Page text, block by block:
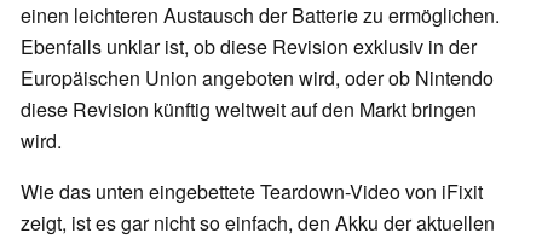
einen leichteren Austausch der Batterie zu ermöglichen.
Ebenfalls unklar ist, ob diese Revision exklusiv in der
Europäischen Union angeboten wird, oder ob Nintendo
diese Revision künftig weltweit auf den Markt bringen
wird.
Wie das unten eingebettete Teardown-Video von iFixit
zeigt, ist es gar nicht so einfach, den Akku der aktuellen